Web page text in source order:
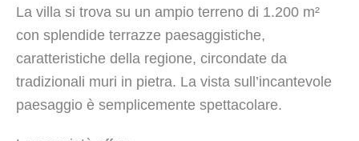
La villa si trova su un ampio terreno di 1.200 m²
con splendide terrazze paesaggistiche,
caratteristiche della regione, circondate da
tradizionali muri in pietra. La vista sull’incantevole
paesaggio è semplicemente spettacolare.